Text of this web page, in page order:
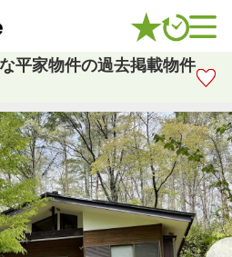
平家物件の過去掲載物件